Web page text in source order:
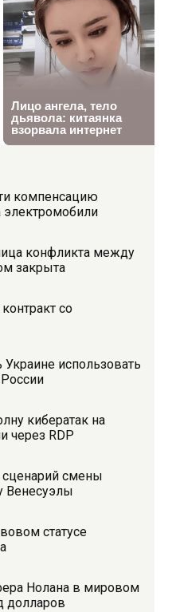
компенсацию
электромобили
конфликта между
закрыта
со
использовать
кибератак на
через RDP
смены
Венесуэлы
статусе
Нолана в мировом
долларов